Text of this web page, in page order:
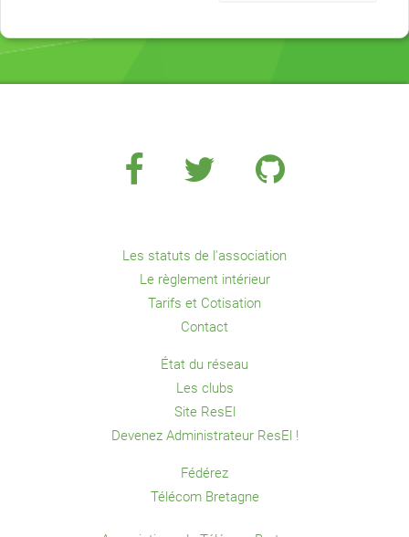
Les statuts de l'association
Le règlement intérieur
Tarifs et Cotisation
Contact
État du réseau
Les clubs
Site ResEl
Devenez Administrateur ResEl !
Fédérez
Télécom Bretagne